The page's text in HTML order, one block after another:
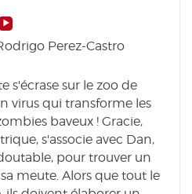
Perez-Castro
s'écrase sur le zoo de
virus qui transforme les
baveux ! Gracie,
s'associe avec Dan,
pour trouver un
meute. Alors que tout le